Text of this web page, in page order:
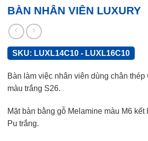
BÀN NHÂN VIÊN LUXURY
SKU: LUXL14C10 - LUXL16C10
Bàn làm việc nhân viên dùng chân
màu trắng S26.
Mặt bàn bằng gỗ Melamine màu M6
Pu trắng.